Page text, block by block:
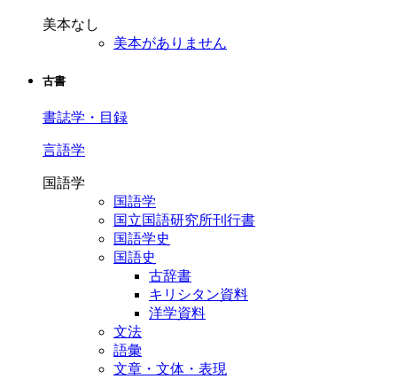
美本なし
美本がありません
古書
書誌学・目録
言語学
国語学
国語学
国立国語研究所刊行書
国語学史
国語史
古辞書
キリシタン資料
洋学資料
文法
語彙
文章・文体・表現